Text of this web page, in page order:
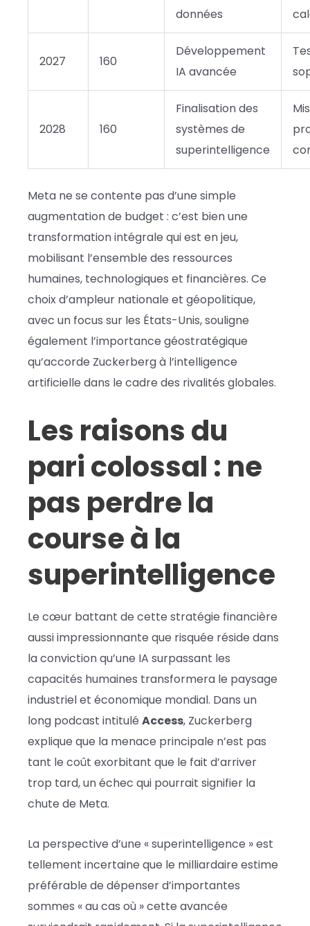
données
2027 160
Développement
IA avancée
2028 160
Finalisation des
systèmes de
superintelligence
Meta ne se contente pas d’une simple
augmentation de budget : c’est bien une
transformation intégrale qui est en jeu,
mobilisant l’ensemble des ressources
humaines, technologiques et financières. Ce
choix d’ampleur nationale et géopolitique,
avec un focus sur les États-Unis, souligne
également l’importance géostratégique
qu’accorde Zuckerberg à l’intelligence
artificielle dans le cadre des rivalités globales.
Les raisons du
pari colossal : ne
pas perdre la
course à la
superintelligence
Le cœur battant de cette stratégie financière
aussi impressionnante que risquée réside dans
la conviction qu’une IA surpassant les
capacités humaines transformera le paysage
industriel et économique mondial. Dans un
long podcast intitulé Access, Zuckerberg
explique que la menace principale n’est pas
tant le coût exorbitant que le fait d’arriver
trop tard, un échec qui pourrait signifier la
chute de Meta.
La perspective d’une « superintelligence » est
tellement incertaine que le milliardaire estime
préférable de dépenser d’importantes
sommes « au cas où » cette avancée